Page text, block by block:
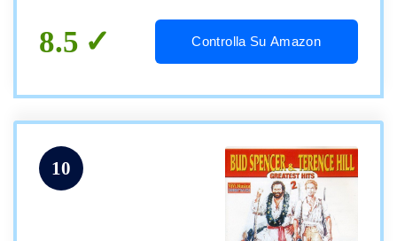
8.5 Controlla Su Amazon
10